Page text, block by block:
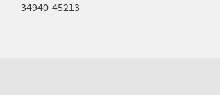
34940-45213